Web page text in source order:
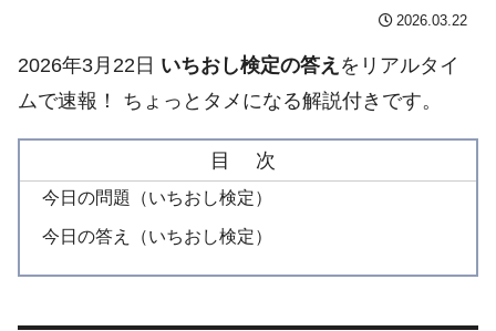
2026.03.22
2026年3月22日 いちおし検定の答え をリアルタイ
ムで速報！ ちょっとタメになる解説付きです。
目 次
今日の問題（いちおし検定）
今日の答え（いちおし検定）